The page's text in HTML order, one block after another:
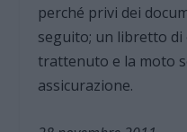
perché privi dei
seguito; un libretto di
trattenuto e la moto
assicurazione.